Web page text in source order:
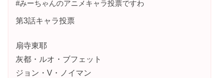
#みーちゃんのアニメキャラ投票ですわ
第3話キャラ投票
扇寺東耶
灰都・ルオ・ブフェット
ジョン・V・ノイマン